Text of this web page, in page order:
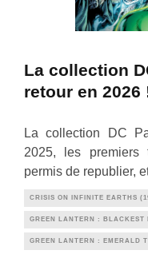
La collection
retour en 2026
La collection DC
2025, les premiers
permis de republier,
CRISIS ON INFINITE EARTHS
GREEN LANTERN : BLACKEST
GREEN LANTERN : EMERALD